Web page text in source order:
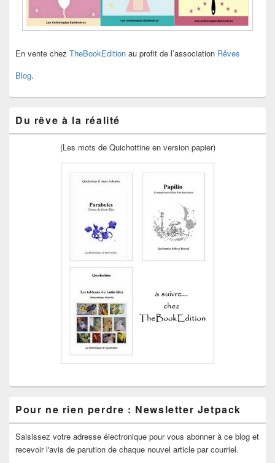
En vente chez TheBookEdition au profit de l’association Rêves
Blog.
Du rêve à la réalité
(Les mots de Quichottine en version papier)
Pour ne rien perdre : Newsletter Jetpack
Saisissez votre adresse électronique pour vous abonner à ce blog et
recevoir l'avis de parution de chaque nouvel article par courriel.